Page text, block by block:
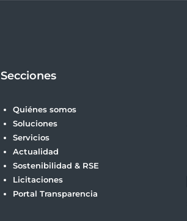
Secciones
Quiénes somos
Soluciones
Servicios
Actualidad
Sostenibilidad & RSE
Licitaciones
Portal Transparencia